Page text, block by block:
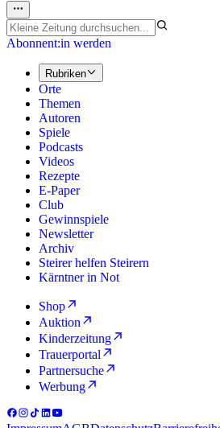
Abonnent:in werden
Rubriken
Orte
Themen
Autoren
Spiele
Podcasts
Videos
Rezepte
E-Paper
Club
Gewinnspiele
Newsletter
Archiv
Steirer helfen Steirern
Kärntner in Not
Shop
Auktion
Kinderzeitung
Trauerportal
Partnersuche
Werbung